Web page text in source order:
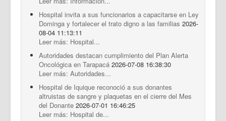
Trabaja Con Nosotros
Contáctenos
Intranet
Planificación
Gestión de Personas
Documentos Destacados
Hospital invita a sus funcionarios a capacitarse en Ley
Dominga y fortalecer el trato digno a las familias 2026-
08-04 11:13:11
Leer más: Hospital...
Autoridades destacan cumplimiento del Plan Alerta
Oncológica en Tarapacá 2026-07-08 16:38:30
Leer más: Autoridades...
Hospital de Iquique reconoció a sus donantes
altruistas de sangre y plaquetas en el cierre del Mes
del Donante 2026-07-01 16:46:25
Leer más: Hospital de...